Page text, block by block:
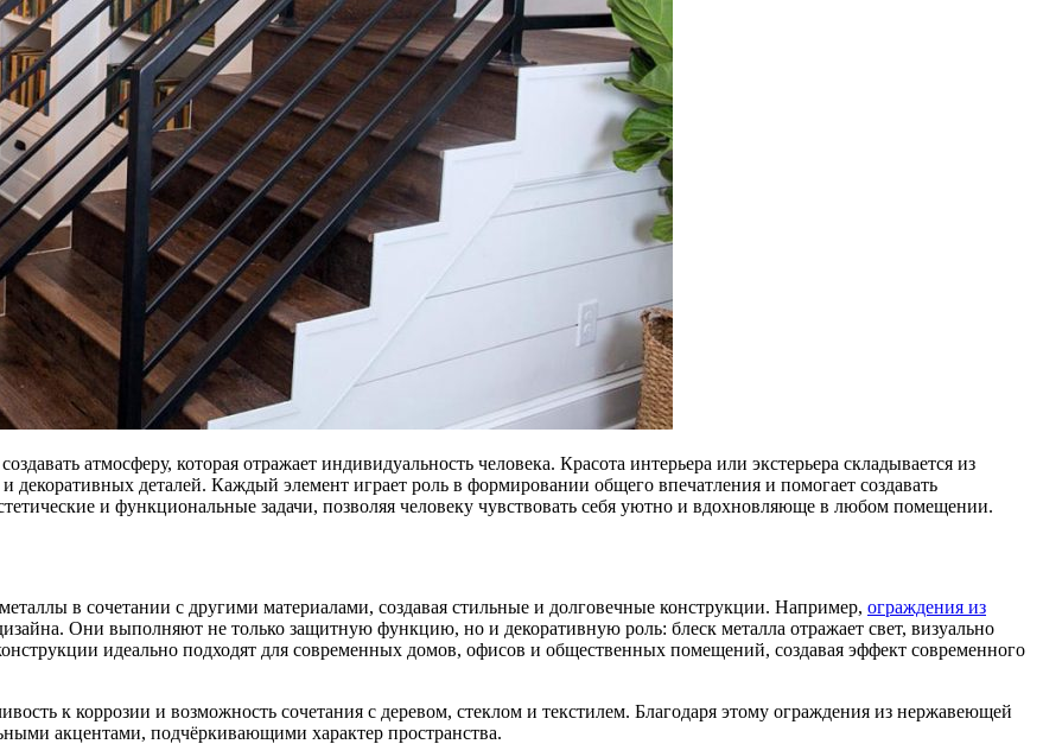
атмосферу, которая отражает индивидуальность человека. Красота интерьера или экстерьера складывается из
деталей. Каждый элемент играет роль в формировании общего впечатления и помогает создавать
и функциональные задачи, позволяя человеку чувствовать себя уютно и вдохновляюще в любом помещении.
в сочетании с другими материалами, создавая стильные и долговечные конструкции. Например, ограждения из
Они выполняют не только защитную функцию, но и декоративную роль: блеск металла отражает свет, визуально
идеально подходят для современных домов, офисов и общественных помещений, создавая эффект современного
к коррозии и возможность сочетания с деревом, стеклом и текстилем. Благодаря этому ограждения из нержавеющей
акцентами, подчёркивающими характер пространства.